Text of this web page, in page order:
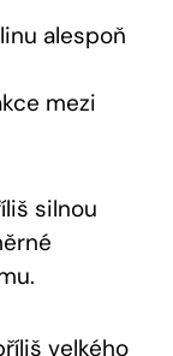
alespoň
mezi
silnou
velkého